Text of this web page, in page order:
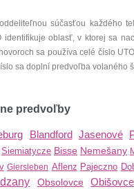
súčasťou každého
oblasť, v ktorej sa
sa používa celé číslo
sa doplní predvoľba volaného
predvoľby
Blandford Jasenové
Siemiatycze Bisse Nemešany
Giersleben Aflenz Pajeczno
Obsolovce Obišovce